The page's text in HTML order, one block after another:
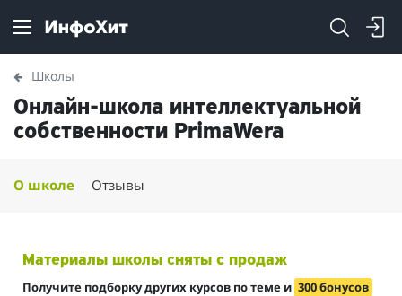
Школы
Онлайн-школа интеллектуальной
собственности PrimaWera
О школе Отзывы
Материалы школы сняты с продаж
Получите подборку других курсов по теме и 300 бонусов